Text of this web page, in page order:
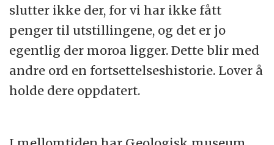
slutter ikke der, for vi har ikke fått
penger til utstillingene, og det er jo
egentlig der moroa ligger. Dette blir med
andre ord en fortsettelseshistorie. Lover å
holde dere oppdatert.